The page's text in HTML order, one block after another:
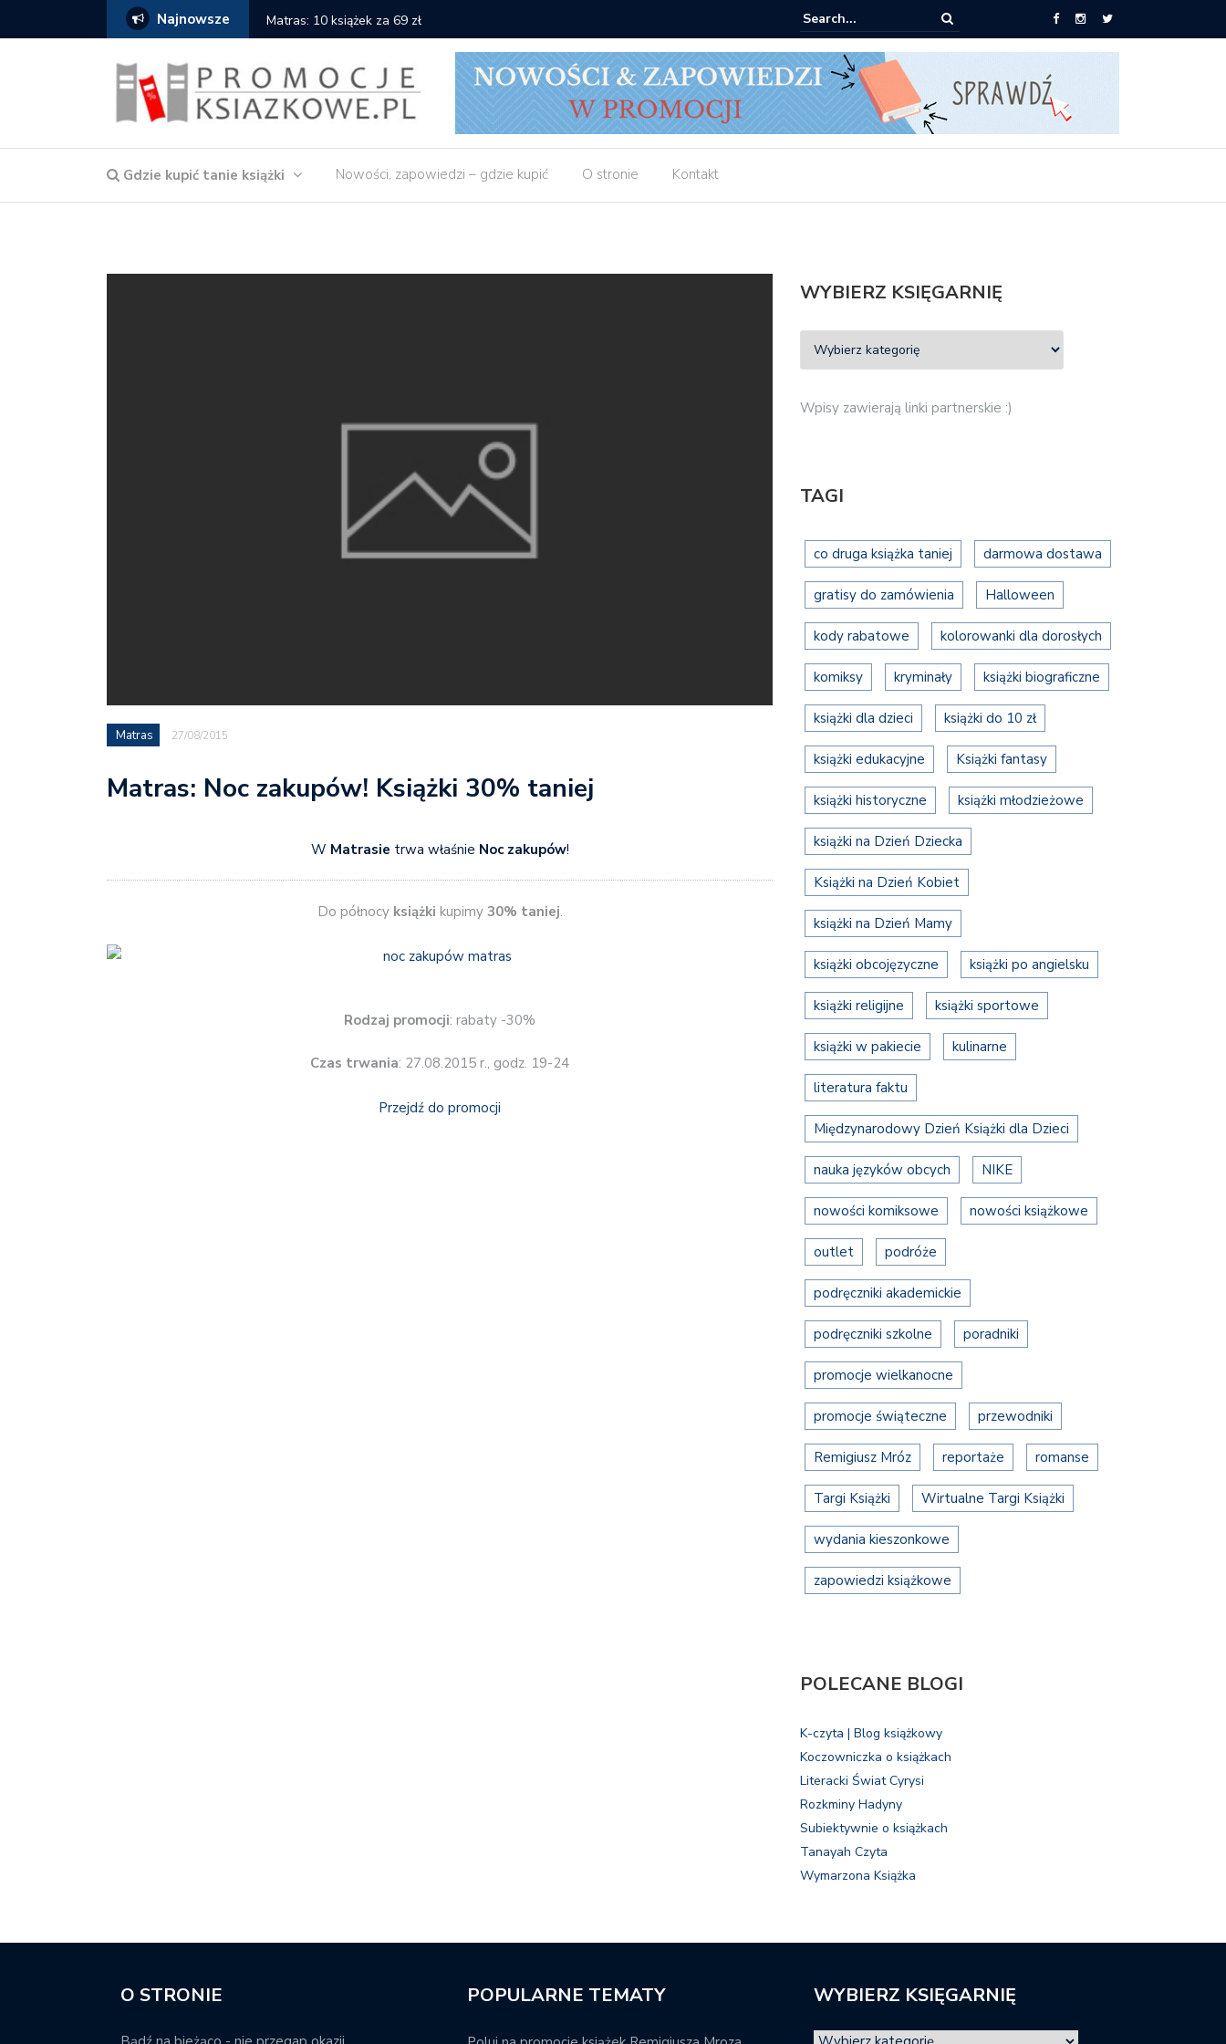
Najnowsze Matras: 10 książek za 69 zł Empik: 2 książki za 30 zł
Gdzie kupić tanie książki Nowości, zapowiedzi – gdzie kupić O stronie Kontakt
Matras 27/08/2015
Matras: Noc zakupów! Książki 30% taniej
W Matrasie trwa właśnie Noc zakupów!
Do północyksiążki kupimy 30% taniej.
Rodzaj promocji: rabaty -30%
Czas trwania: 27.08.2015 r., godz. 19-24
Przejdź do promocji
WYBIERZ KSIĘGARNIĘ
Wpisy zawierają linki partnerskie :)
TAGI
co druga książka taniej darmowa dostawa
gratisy do zamówienia Halloween
kody rabatowe kolorowanki dla dorosłych
komiksy kryminały książki biograficzne
książki dla dzieci książki do 10 zł
książki edukacyjne Książki fantasy
książki historyczne książki młodzieżowe
książki na Dzień Dziecka
Książki na Dzień Kobiet
książki na Dzień Mamy
książki obcojęzyczne książki po angielsku
książki religijne książki sportowe
książki w pakiecie kulinarne
literatura faktu
Międzynarodowy Dzień Książki dla Dzieci
nauka języków obcych NIKE
nowości komiksowe nowości książkowe
outlet podróże
podręczniki akademickie
podręczniki szkolne poradniki
promocje wielkanocne
promocje świąteczne przewodniki
Remigiusz Mróz reportaże romanse
Targi Książki Wirtualne Targi Książki
wydania kieszonkowe
zapowiedzi książkowe
POLECANE BLOGI
K-czyta | Blog książkowy
Koczowniczka o książkach
Literacki Świat Cyrysi
Rozkminy Hadyny
Subiektywnie o książkach
Tanayah Czyta
Wymarzona Książka
O STRONIE POPULARNE TEMATY WYBIERZ KSIĘGARNIĘ